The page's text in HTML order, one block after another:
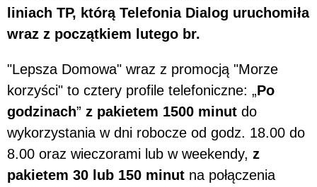
liniach TP, którą Telefonia Dialog uruchomiła
wraz z początkiem lutego br.
"Lepsza Domowa" wraz z promocją "Morze
korzyści" to cztery profile telefoniczne: „Po
godzinach” z pakietem 1500 minut do
wykorzystania w dni robocze od godz. 18.00 do
8.00 oraz wieczorami lub w weekendy, z
pakietem 30 lub 150 minut na połączenia